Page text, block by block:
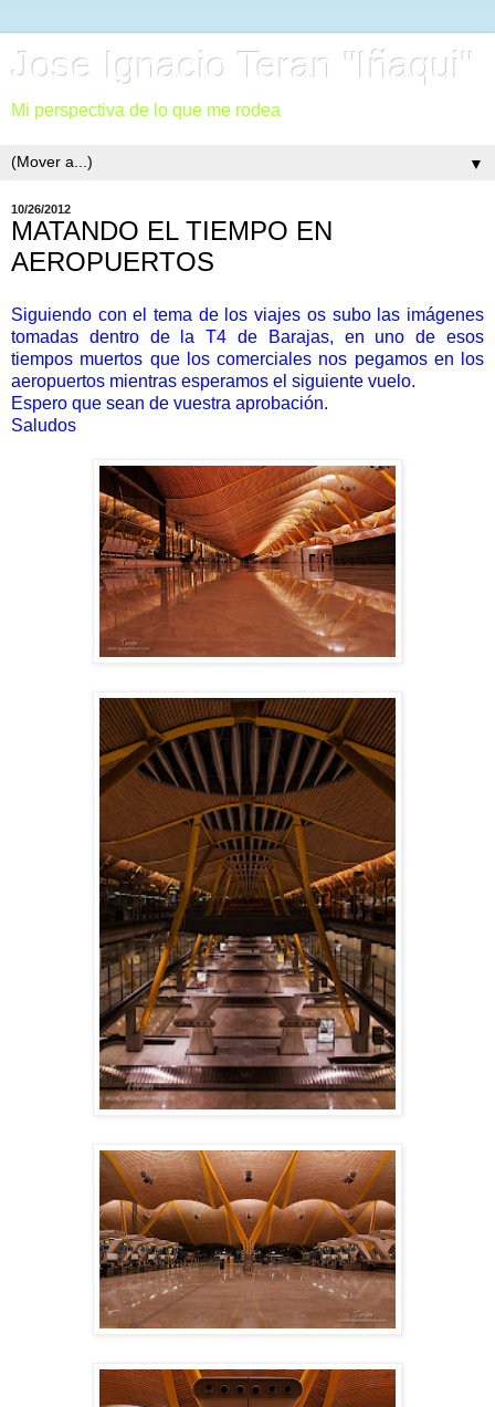
Jose Ignacio Teran "Iñaqui"
Mi perspectiva de lo que me rodea
▼
10/26/2012
MATANDO EL TIEMPO EN
AEROPUERTOS
Siguiendo con el tema de los viajes os subo las imágenes
tomadas dentro de la T4 de Barajas, en uno de esos
tiempos muertos que los comerciales nos pegamos en los
aeropuertos mientras esperamos el siguiente vuelo.
Espero que sean de vuestra aprobación.
Saludos